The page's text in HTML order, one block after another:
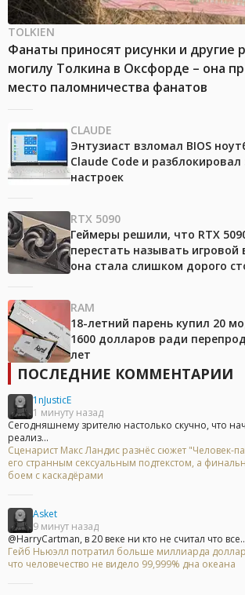
TOLKIEN
Фанаты приносят рисунки и другие
могилу Толкина в Оксфорде – она
место паломничества фанатов
CLAUDE
Энтузиаст взломал BIOS
Claude Code и
настроек
RTX 5090
Геймеры решили, что RTX
перестать называть игровой
она стала слишком дорого
RAM
18-летний парень купил 20
1600 долларов ради
лет
ПОСЛЕДНИЕ КОММЕНТАРИИ
1nJusticE
1 минуту назад
Сегодняшнему зрителю настолько скучно, что
реализ...
Сценарист Макс Ландис разнёс сюжет "Человек-
его странным сексуальным подтекстом, а
боем с каскадёрами
Asket
9 минут назад
@HarryCartman, в 20 веке ни кто не считал что
Гейб Ньюэлл потратил больше миллиарда
что человечество не видело 99,999% дна океана